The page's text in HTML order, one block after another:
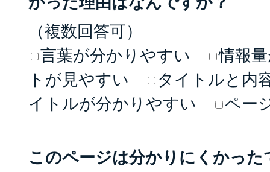
（複数回答可）
言葉が分かりやすい
情報
トが見やすい
タイトルと内
イトルが分かりやすい
ペー
このページは分かりにくかっ